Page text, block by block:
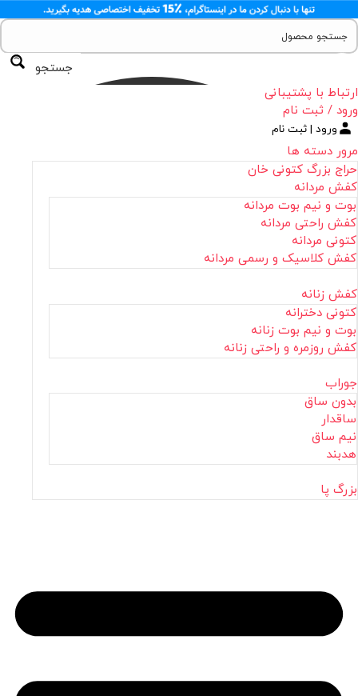
جستجو
ارتباط با پشتیبانی
ورود / ثبت نام
ورود | ثبت نام
مرور دسته ها
حراج بزرگ کتونی خان
کفش مردانه
بوت و نیم بوت مردانه
کفش راحتی مردانه
کتونی مردانه
کفش کلاسیک و رسمی مردانه
کفش زنانه
کتونی دخترانه
بوت و نیم بوت زنانه
کفش روزمره و راحتی زنانه
جوراب
بدون ساق
ساقدار
نیم ساق
هدبند
بزرگ پا